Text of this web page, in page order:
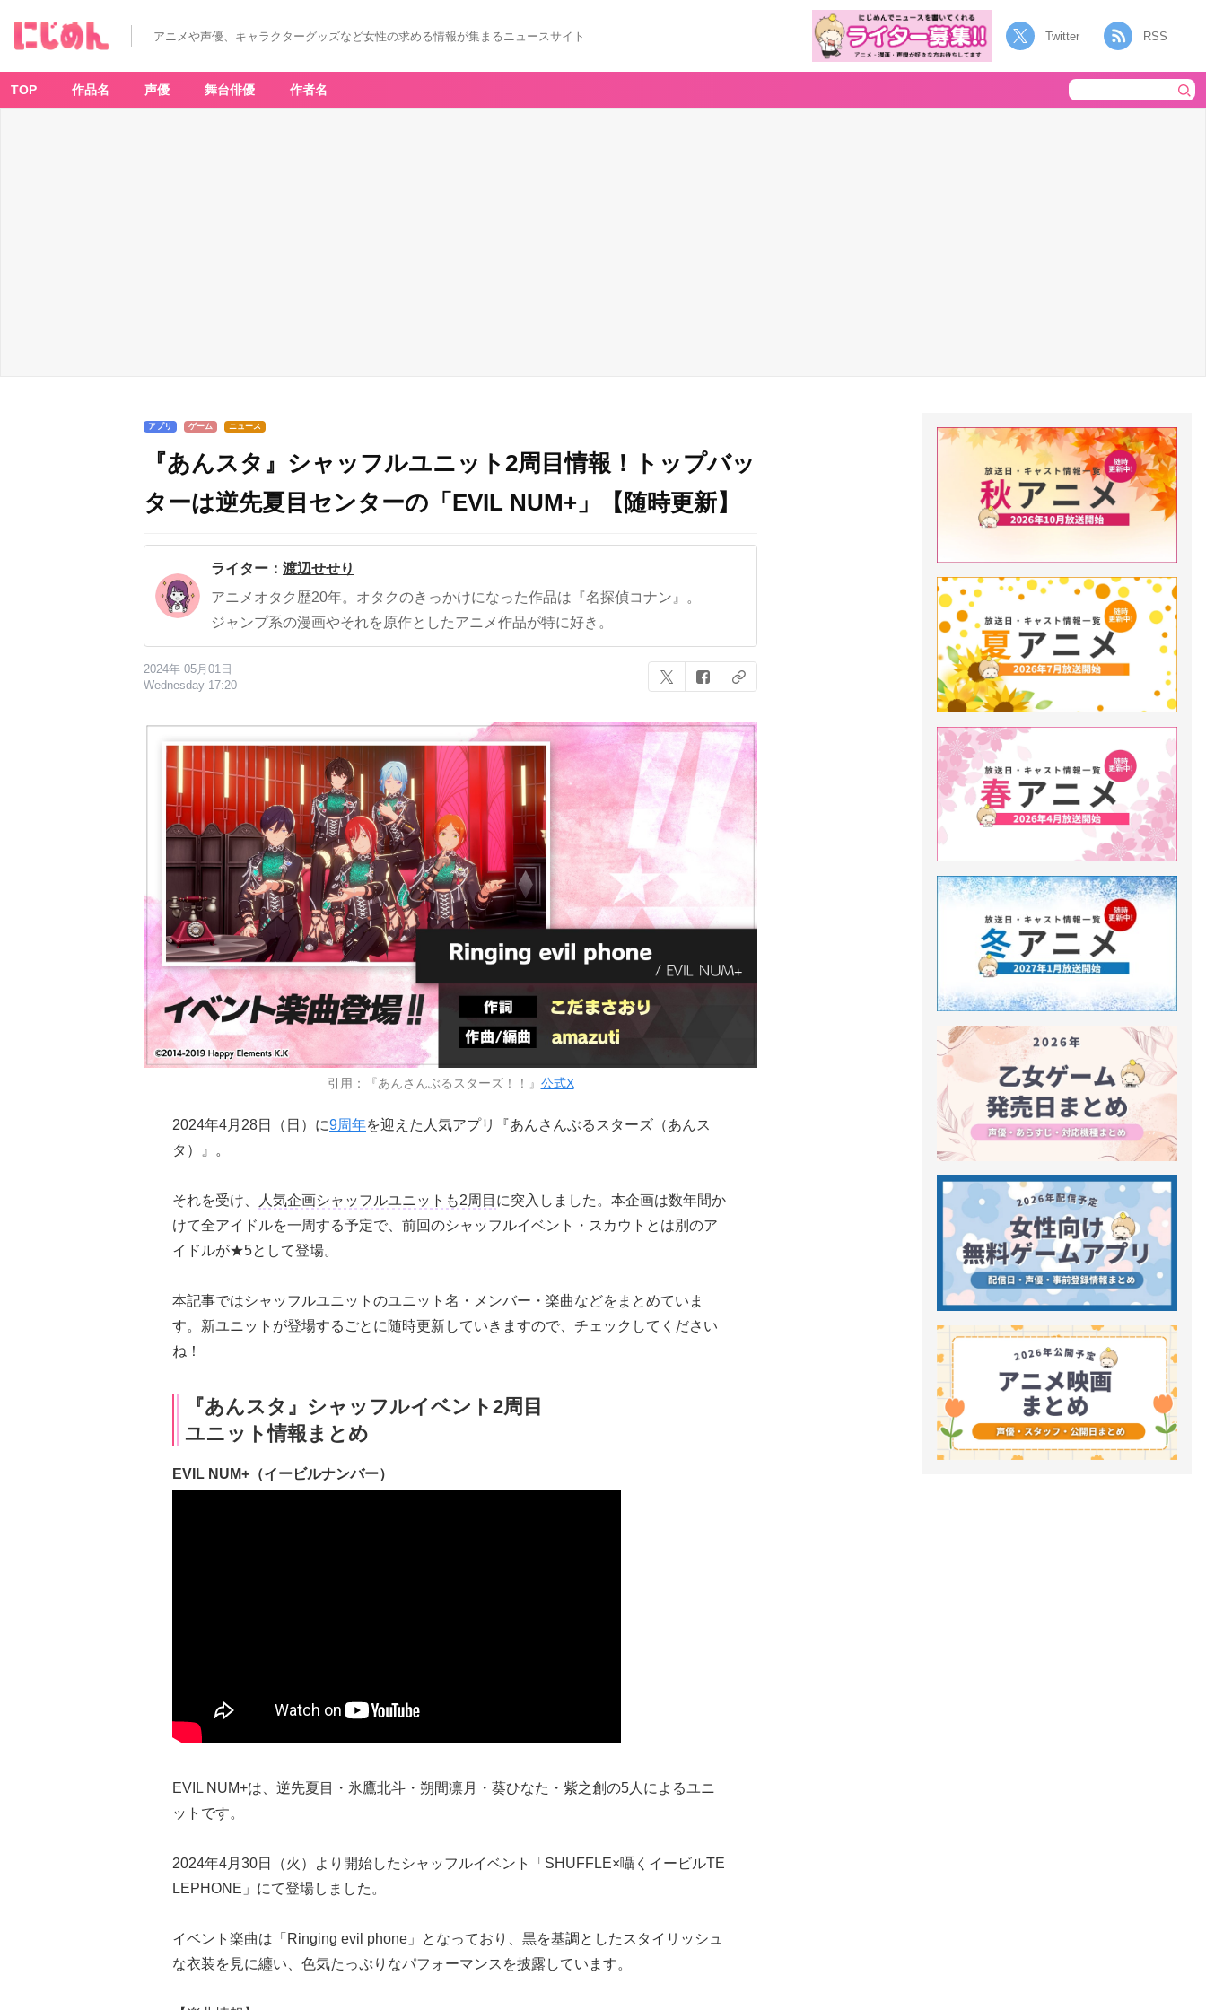
アニメや声優、キャラクターグッズなど女性の求める情報が集まるニュースサイト Twitter RSS
TOP 作品名 声優 舞台俳優 作者名
アプリ ゲーム ニュース
『あんスタ』シャッフルユニット2周目情報！トップバッ
ターは逆先夏目センターの「EVIL NUM+」【随時更新】
ライター： 渡辺せせり
アニメオタク歴20年。オタクのきっかけになった作品は『名探偵コナン』。
ジャンプ系の漫画やそれを原作としたアニメ作品が特に好き。
2024年 05月01日
Wednesday 17:20
引用：『あんさんぶるスターズ！！』 公式X
2024年4月28日（日）に9周年を迎えた人気アプリ『あんさんぶるスターズ（あんス
タ）』。
それを受け、 人気企画シャッフルユニットも2周目 に突入しました。本企画は数年間か
けて全アイドルを一周する予定で、前回のシャッフルイベント・スカウトとは別のア
イドルが★5として登場。
本記事ではシャッフルユニットのユニット名・メンバー・楽曲などをまとめていま
す。新ユニットが登場するごとに随時更新していきますので、チェックしてください
ね！
『あんスタ』シャッフルイベント2周目
ユニット情報まとめ
EVIL NUM+（イービルナンバー）
EVIL NUM+は、逆先夏目・氷鷹北斗・朔間凛月・葵ひなた・紫之創の5人によるユニ
ットです。
2024年4月30日（火）より開始したシャッフルイベント「SHUFFLE×囁くイービルTE
LEPHONE」にて登場しました。
イベント楽曲は「Ringing evil phone」となっており、黒を基調としたスタイリッシュ
な衣装を見に纏い、色気たっぷりなパフォーマンスを披露しています。